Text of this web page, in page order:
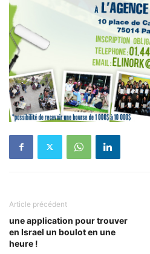
Article précédent
une application pour trouver
en Israel un boulot en une
heure !